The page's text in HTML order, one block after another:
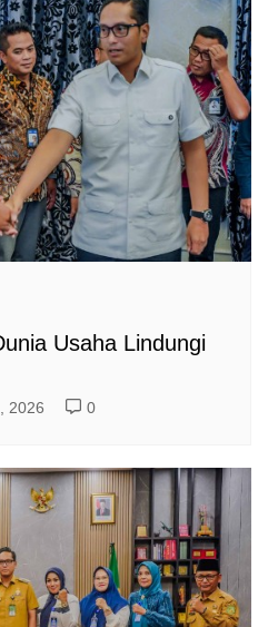
Usaha Lindungi
2026 0